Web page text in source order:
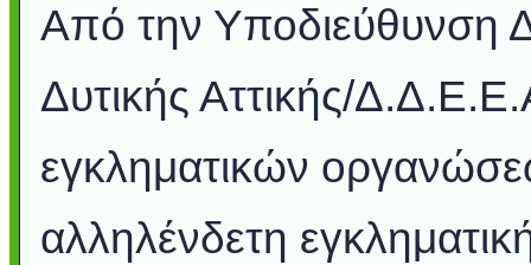
Από την Υποδιεύθυνση
Δυτικής Αττικής/
εγκληματικών
αλληλένδετη